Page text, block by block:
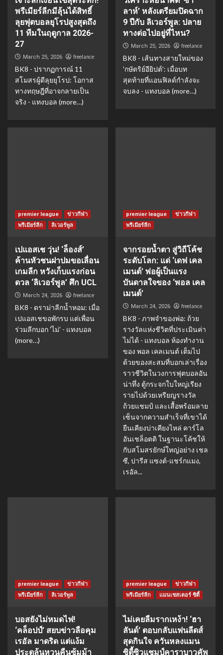
พรีเมียร์ลีกมีลุ้นได้สิทธิ์
ลุยฟุตบอลยุโรปสูงสุดถึง
11 ทีมในฤดูกาล 2026-
27
March 25, 2026 freelance
BK8 - ปรากฏการณ์ 11
สโมสรผู้ดีลุยยุโรป: โอกาส
ทางทฤษฎีที่อาจกลายเป็น
จริง - แทงบอล (more…)
ลาห์’ หลังเตรียมปิดฉาก
9 ปีกับ ลิเวอร์พูล: ปลาย
ทางต่อไปอยู่ที่ไหน?
March 25, 2026 freelance
BK8 - เส้นทางสายใหม่ของ
'กษัตริย์อียิปต์': เมื่อบท
สุดท้ายที่แอนฟิลด์กำลังจะ
จบลง - แทงบอล (more…)
premier league
ข่าวกีฬา
พรีเมียร์ลีก
ลิเวอร์พูล
เปแอสเช วุ่น! ‘ล็องส์’
ค้านหัวชนฝาปมขอเลื่อน
เกมลีก หวังเก็บแรงก่อน
ดวล ‘ลิเวอร์พูล’ ศึก UCL
March 24, 2026 freelance
BK8 - ดราม่าลีกน้ำหอม: เมื่อ
เปแอสเชขอพักรบ แต่เพื่อน
ร่วมลีกบอก 'ไม่' - แทงบอล
(more…)
premier league
ข่าวกีฬา
พรีเมียร์ลีก
จากรอยน้ำตา สู่วิถีโค้ช
ระดับโลก: แด่ ‘เดฟ เคล
เมนต์’ พ่อผู้เป็นแรง
บันดาลใจของ ‘พอล เคล
เมนต์’
March 24, 2026 freelance
BK8 - ภาพจำของพ่อ: ถ้วย
รางวัลแห่งชีวิตที่ประเมินค่า
ไม่ได้ - แทงบอล ห้องทำงาน
ของ พอล เคลเมนต์ เต็มไป
ด้วยของสะสมที่บอกเล่าเรื่อง
ราวชีวิตในวงการฟุตบอลอัน
น่าทึ่ง ตู้กระจกใบใหญ่เรียง
รายไปด้วยเหรียญรางวัล
ถ้วยแชมป์ และเสื้อพร้อมลาย
เซ็นจากความสำเร็จที่เขาได้
ยืนเคียงบ่าเคียงไหล่ คาร์โล
อันเชล็อตติ ในฐานะโค้ชให้
กับสโมสรยักษ์ใหญ่อย่าง เชล
ซี, ปารีส แซงต์-แชร์กแมง,
เรอัล...
premier league
ข่าวกีฬา
พรีเมียร์ลีก
ลิเวอร์พูล
บอสยังไม่หมดไฟ!
‘คล็อปป์’ สยบข่าวลือคุม
เรอัล มาดริด แต่แง้ม
ประตูลุ้นหวนคืนซุ้มม้า
premier league
ข่าวกีฬา
พรีเมียร์ลีก
แมนเชสเตอร์ ซิตี้
ไม่เคยลืมรากเหง้า! ‘ฮา
ลันด์’ ตอบกลับแฟนลีดส์
สุดกินใจ ควันหลงแมน
ซิตี้ซิวแชมป์คาราบาวคัพ